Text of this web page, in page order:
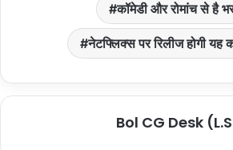
कॉमेडी और रोमांच से है
नेटफ्लिक्स पर रिलीज होगी यह
Bol CG Desk